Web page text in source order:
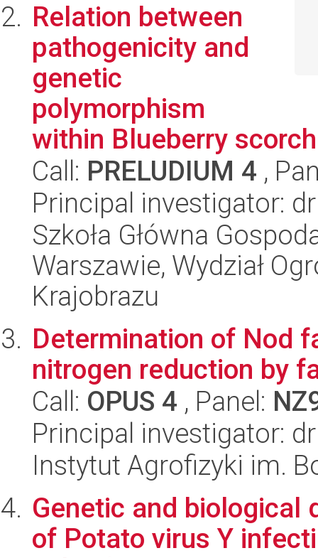
Relation between
pathogenicity and
genetic
polymorphism
within Blueberry
Call: PRELUDIUM 4 ,
Principal investigator:
Szkoła Główna
Warszawie, Wydział
Krajobrazu
Determination of Nod
nitrogen reduction by
Call: OPUS 4 , Panel:
Principal investigator:
Instytut Agrofizyki im.
Genetic and biological
of Potato virus Y